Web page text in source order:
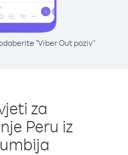
"Viber Out poziv"
za
Peru iz